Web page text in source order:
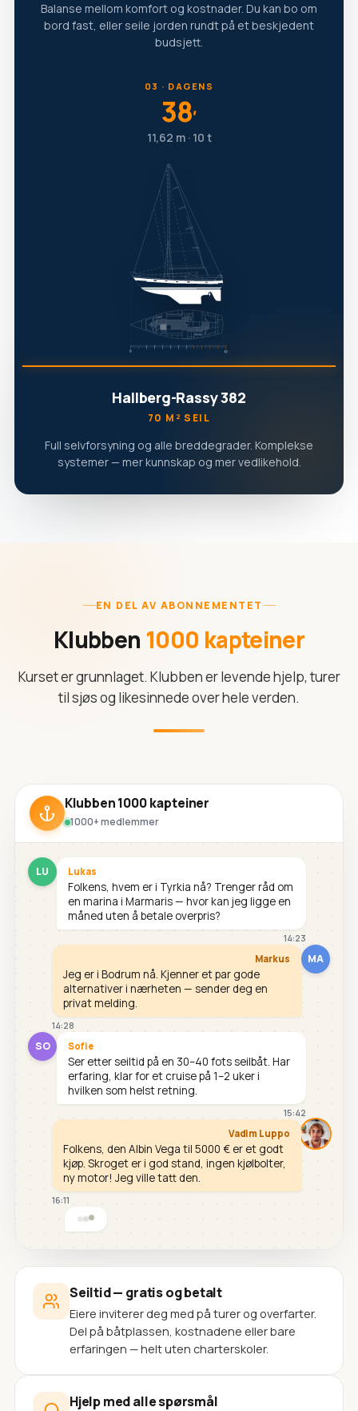
Balanse mellom komfort og kostnader. Du kan bo om
bord fast, eller seile jorden rundt på et beskjedent
budsjett.
03 · DAGENS
38′
11,62 m · 10 t
Hallberg-Rassy 382
70 M² SEIL
Full selvforsyning og alle breddegrader. Komplekse
systemer — mer kunnskap og mer vedlikehold.
EN DEL AV ABONNEMENTET
Klubben 1000 kapteiner
Kurset er grunnlaget. Klubben er levende hjelp, turer
til sjøs og likesinnede over hele verden.
Klubben 1000 kapteiner
1000+ medlemmer
LU Lukas
Folkens, hvem er i Tyrkia nå? Trenger råd om
en marina i Marmaris — hvor kan jeg ligge en
måned uten å betale overpris?
14:23
MA
Markus
Jeg er i Bodrum nå. Kjenner et par gode
alternativer i nærheten — sender deg en
privat melding.
14:28
SO Sofie
Ser etter seiltid på en 30–40 fots seilbåt. Har
erfaring, klar for et cruise på 1–2 uker i
hvilken som helst retning.
15:42
Vadim Luppo
Folkens, den Albin Vega til 5000 € er et godt
kjøp. Skroget er i god stand, ingen kjølbolter,
ny motor! Jeg ville tatt den.
16:11
Seiltid — gratis og betalt
Eiere inviterer deg med på turer og overfarter.
Del på båtplassen, kostnadene eller bare
erfaringen — helt uten charterskoler.
Hjelp med alle spørsmål